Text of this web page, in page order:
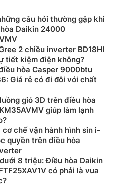
chiều inverter
nghệ kháng
X
CS-RU9AKH-8 này
câu hỏi thường gặp khi
Daikin 24000
2 chiều inverter BD18HI
tiết kiệm điện không?
hòa Casper 9000btu
Giá rẻ có đi đôi với chất
gió 3D trên điều hòa
giúp làm lạnh
cơ chế vận hành hình sin i-
quyền trên điều hòa
8 triệu: Điều hòa Daikin
có phải là vua